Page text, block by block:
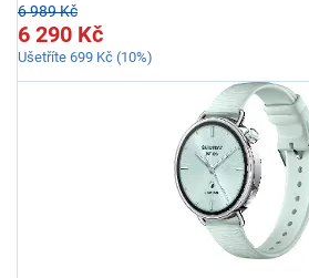
6 989 Kč
6 290 Kč
Ušetříte 699 Kč (10%)